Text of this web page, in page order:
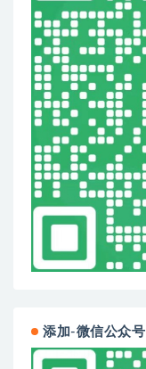
添加-微信公众号